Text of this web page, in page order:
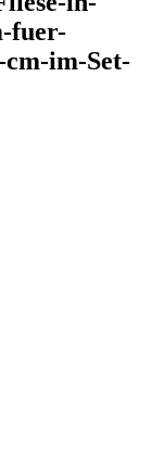
fuer-
cm-im-Set-